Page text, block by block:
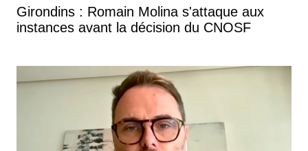
Girondins : Romain Molina s'attaque aux
instances avant la décision du CNOSF